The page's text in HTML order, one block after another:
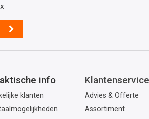
info
klanten
Klantenservice
Advies & Offerte
Assortiment